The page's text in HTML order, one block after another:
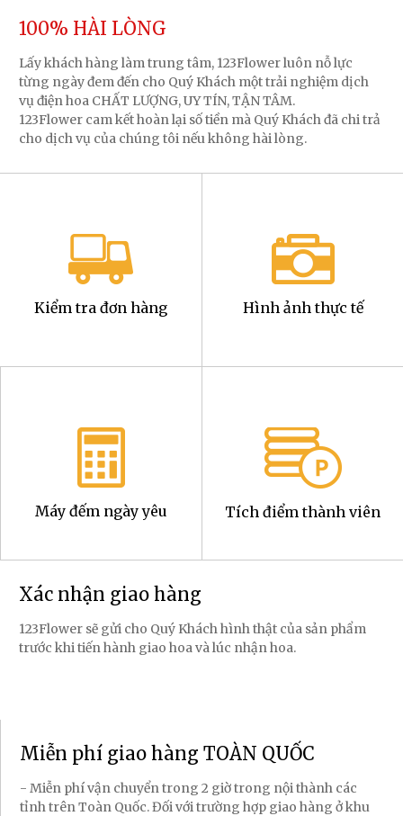
100% HÀI LÒNG
Lấy khách hàng làm trung tâm, 123Flower luôn nỗ lực
từng ngày đem đến cho Quý Khách một trải nghiệm dịch
vụ điện hoa CHẤT LƯỢNG, UY TÍN, TẬN TÂM.
123Flower cam kết hoàn lại số tiền mà Quý Khách đã chi trả
cho dịch vụ của chúng tôi nếu không hài lòng.
Kiểm tra đơn hàng Hình ảnh thực tế
Máy đếm ngày yêu Tích điểm thành viên
Xác nhận giao hàng
123Flower sẽ gửi cho Quý Khách hình thật của sản phẩm
trước khi tiến hành giao hoa và lúc nhận hoa.
Miễn phí giao hàng TOÀN QUỐC
- Miễn phí vận chuyển trong 2 giờ trong nội thành các
tỉnh trên Toàn Quốc. Đối với trường hợp giao hàng ở khu